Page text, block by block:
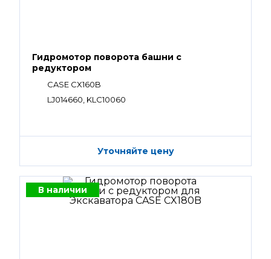
Гидромотор поворота башни с
редуктором
CASE CX160B
LJ014660, KLC10060
Уточняйте цену
В наличии